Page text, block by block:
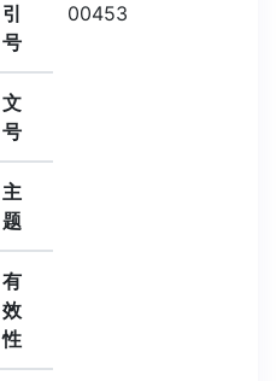
引
号
00453
文
号
主
题
有
效
性